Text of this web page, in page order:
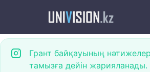
Грант байқауының
тамызға дейін жарияланады.